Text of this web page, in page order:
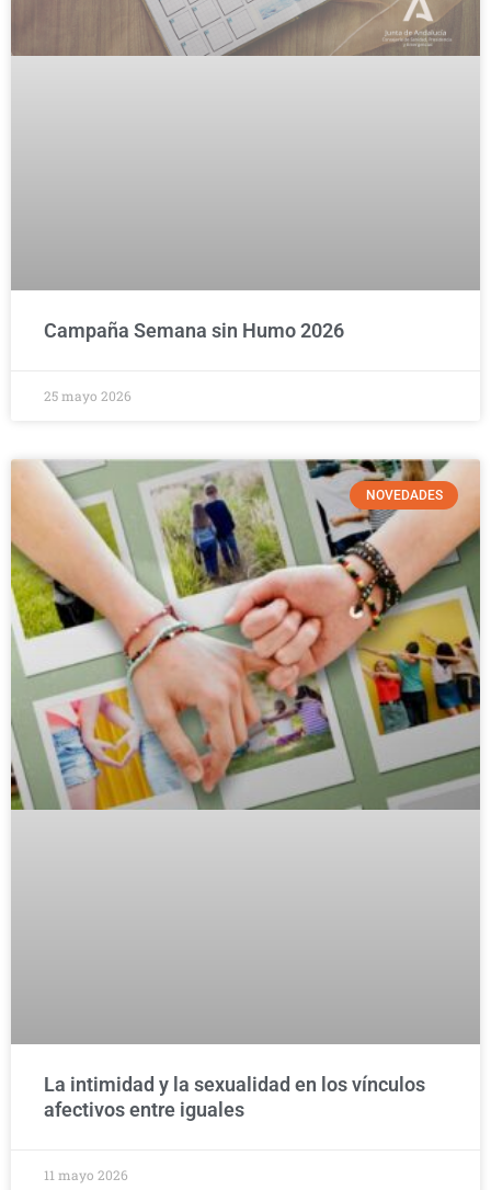
Campaña Semana sin Humo 2026
25 mayo 2026
NOVEDADES
La intimidad y la sexualidad en los vínculos
afectivos entre iguales
11 mayo 2026